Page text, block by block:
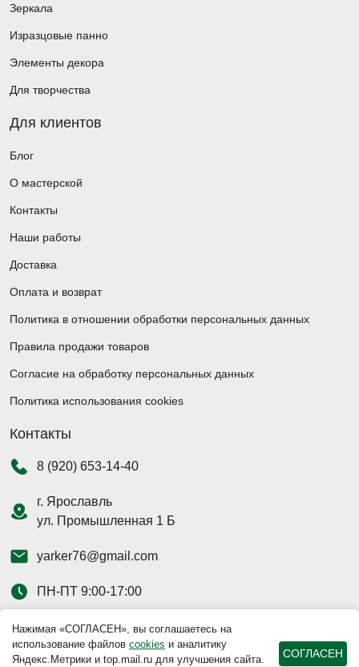
Нажимая «СОГЛАСЕН», вы соглашаетесь на
использование файлов cookies и аналитику
Яндекс.Метрики и top.mail.ru для улучшения сайта.
СОГЛАСЕН
Зеркала
Изразцовые панно
Элементы декора
Для творчества
Для клиентов
Блог
О мастерской
Контакты
Наши работы
Доставка
Оплата и возврат
Политика в отношении обработки персональных данных
Правила продажи товаров
Согласие на обработку персональных данных
Политика использования cookies
Контакты
8 (920) 653-14-40
г. Ярославль
ул. Промышленная 1 Б
yarker76@gmail.com
ПН-ПТ 9:00-17:00